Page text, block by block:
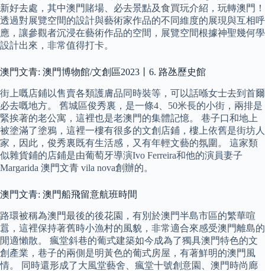
新好去處，其中澳門賭場、必去景點及食買玩介紹，玩轉澳門！
透過對展覽空間的設計與藝術家作品的不同維度的展現與互相呼
應，讓參觀者沉浸在藝術作品的空間，展覽空間根據神聖幾何學
設計出來，非常值得打卡。
澳門文青: 澳門博物館/文創區2023丨6. 路氹歷史館
街上嘅店鋪以售賣各類護膚品同時裝等，可以話喺女士去到首爾
必去嘅地方。 舊城區俊秀裏，是一條4、50米長的小街，兩排是
緊挨著的老公寓，這裡也是老澳門的集體記憶。 巷子口和地上
被塗滿了塗鴉，這裡一樓有很多的文創店鋪，樓上依舊是街坊人
家，因此，俊秀裏既有生活感，又有年輕文藝的氛圍。 這家類
似雜貨鋪的店鋪是由葡萄牙導演Ivo Ferreira和他的演員妻子
Margarida 澳門文青 vila nova創辦的。
澳門文青: 澳門船飛留意航班時間
路環被稱為澳門最後的後花園，有別於澳門半島市區的繁華喧
囂，這裡保持著舊時小漁村的風貌，非常適合來感受澳門離島的
閒適懶散。 瘋堂斜巷的葡式建築如今成為了獨具澳門特色的文
創產業，巷子的兩側是明黃色的葡式房屋，有著鮮明的澳門風
情。 同時還形成了大風堂藝舍、瘋堂十號創意園、澳門時尚廊